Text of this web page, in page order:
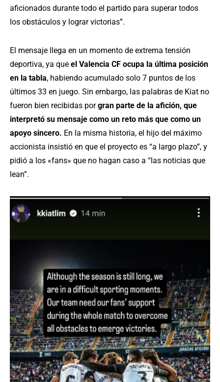
aficionados durante todo el partido para superar todos
los obstáculos y lograr victorias”.
El mensaje llega en un momento de extrema tensión
deportiva, ya que el Valencia CF ocupa la última posición
en la tabla, habiendo acumulado solo 7 puntos de los
últimos 33 en juego. Sin embargo, las palabras de Kiat no
fueron bien recibidas porgran parte de la afición, que
interpretó su mensaje como un reto más que como un
apoyo sincero. En la misma historia, el hijo del máximo
accionista insistió en que el proyecto es “a largo plazo”, y
pidió a los «fans» que no hagan caso a “las noticias que
lean”.